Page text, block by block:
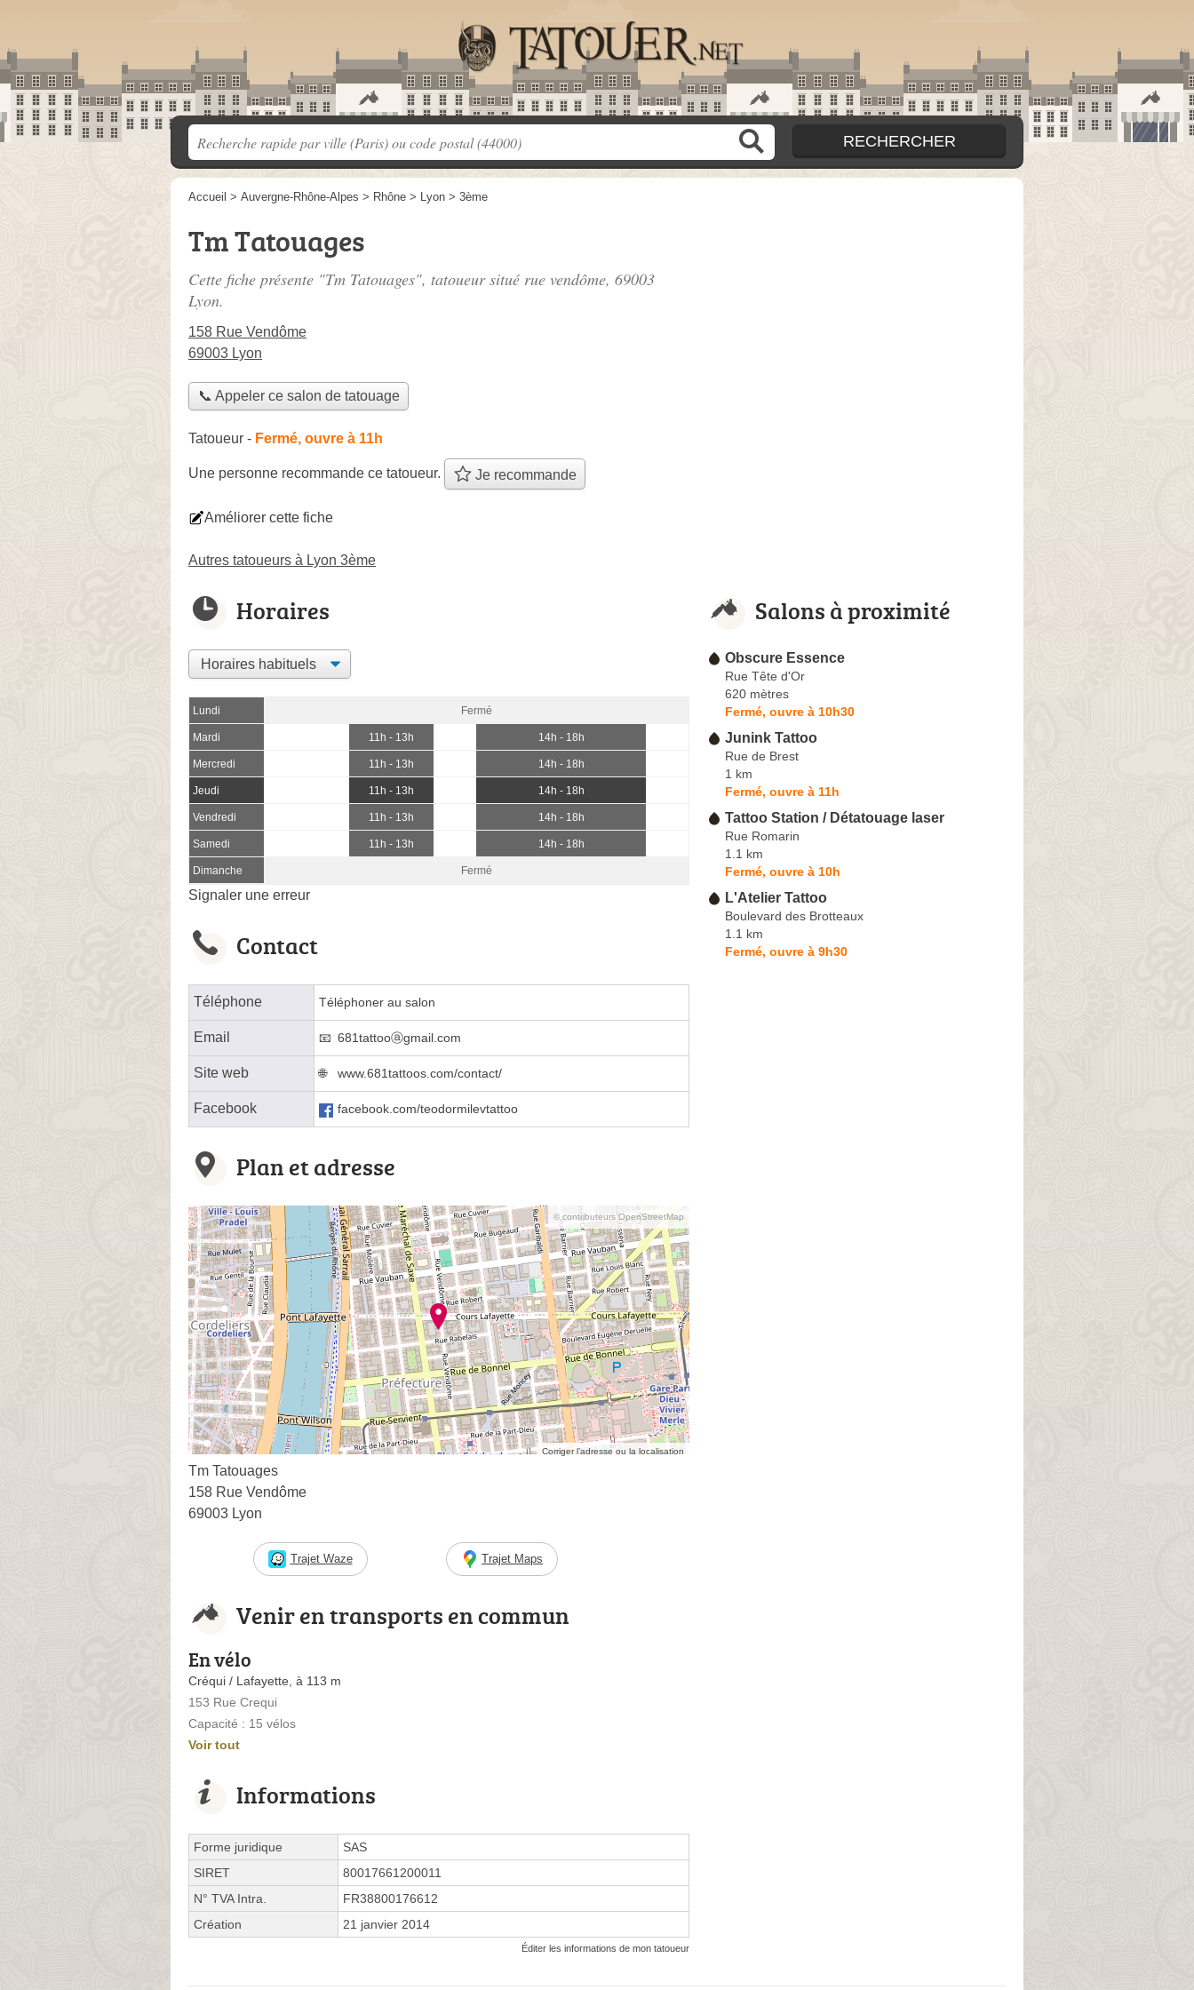
Accueil > Auvergne-Rhône-Alpes > Rhône > Lyon > 3ème
Tm Tatouages
Cette fiche présente "Tm Tatouages", tatoueur situé rue vendôme, 69003
Lyon.
158 Rue Vendôme
69003 Lyon
📞 Appeler ce salon de tatouage
Tatoueur - Fermé, ouvre à 11h
Une personne recommande ce tatoueur. Je recommande
Améliorer cette fiche
Autres tatoueurs à Lyon 3ème
Horaires
Lundi Fermé
Mardi 11h - 13h 14h - 18h
Mercredi 11h - 13h 14h - 18h
Jeudi 11h - 13h 14h - 18h
Vendredi 11h - 13h 14h - 18h
Samedi 11h - 13h 14h - 18h
Dimanche Fermé
Signaler une erreur
Contact
Téléphone Téléphoner au salon
Email 681tattooⓐgmail.com
Site web www.681tattoos.com/contact/
Facebook facebook.com/teodormilevtattoo
Plan et adresse
© contributeurs OpenStreetMap
Corriger l’adresse ou la localisation
Tm Tatouages
158 Rue Vendôme
69003 Lyon
Trajet Waze Trajet Maps
Venir en transports en commun
En vélo
Créqui / Lafayette, à 113 m
153 Rue Crequi
Capacité : 15 vélos
Voir tout
Informations
Forme juridique
SAS
SIRET
80017661200011
N° TVA Intra.
FR38800176612
Création
21 janvier 2014
Éditer les informations de mon tatoueur
Salons à proximité
Obscure Essence
Rue Tête d'Or
620 mètres
Fermé, ouvre à 10h30
Junink Tattoo
Rue de Brest
1 km
Fermé, ouvre à 11h
Tattoo Station / Détatouage laser
Rue Romarin
1.1 km
Fermé, ouvre à 10h
L'Atelier Tattoo
Boulevard des Brotteaux
1.1 km
Fermé, ouvre à 9h30